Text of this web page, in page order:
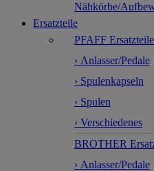
Nähkörbe/
Ersatzteile
PFAFF Ersatzteile
› Anlasser/Pedale
› Spulenkapseln
› Spulen
› Verschiedenes
BROTHER
› Anlasser/Pedale